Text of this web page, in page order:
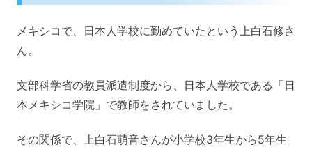
メキシコで、日本人学校に勤めていたという上白石修さ
ん。
文部科学省の教員派遣制度から、日本人学校である「日
本メキシコ学院」で教師をされていました。
その関係で、上白石萌音さんが小学校3年生から5年生